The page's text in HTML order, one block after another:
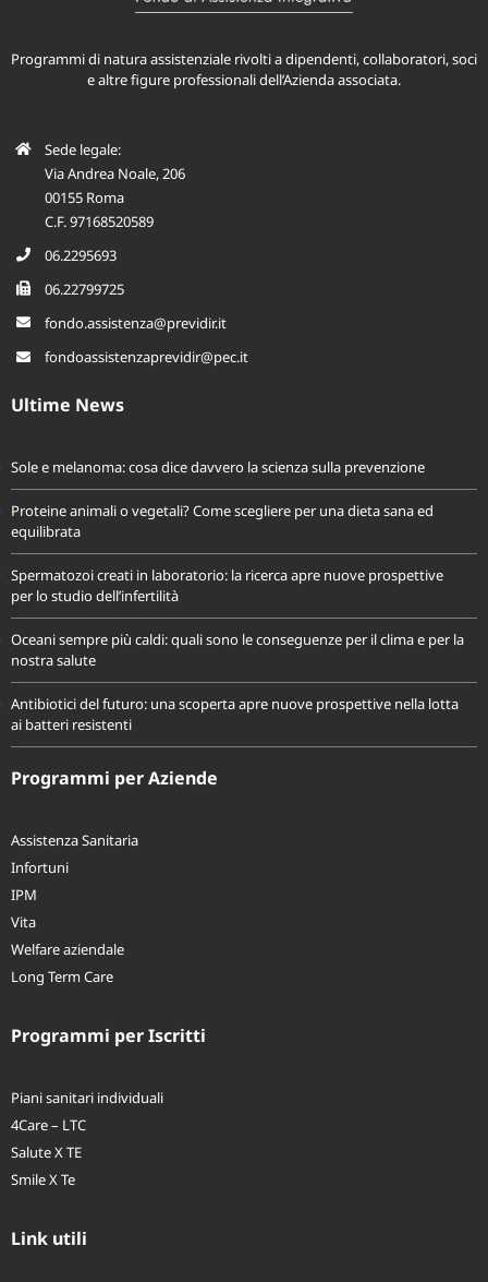
Programmi di natura assistenziale rivolti a dipendenti, collaboratori, soci
Sede legale:
Via Andrea Noale, 206
00155 Roma
C.F. 97168520589
06.2295693
06.22799725
fondo.assistenza@previdir.it
Proteine animali o vegetali? Come scegliere per una dieta sana ed
Spermatozoi creati in laboratorio: la ricerca apre nuove prospettive
Oceani sempre più caldi: quali sono le conseguenze per il clima e per la
Antibiotici del futuro: una scoperta apre nuove prospettive nella lotta
Assistenza Sanitaria
Infortuni
IPM
Vita
Welfare aziendale
Piani sanitari individuali
4Care – LTC
Salute X TE